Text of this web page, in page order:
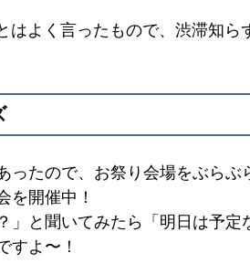
よく言ったもので、渋滞知ら
ったので、お祭り会場をぶらぶ
を開催中！
」と聞いてみたら「明日は予定
すよ〜！